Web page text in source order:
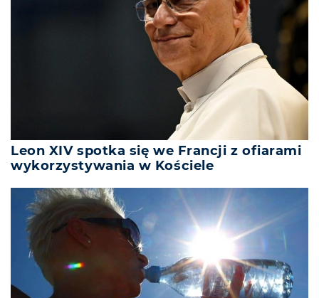
Leon XIV spotka się we Francji z ofiarami
wykorzystywania w Kościele